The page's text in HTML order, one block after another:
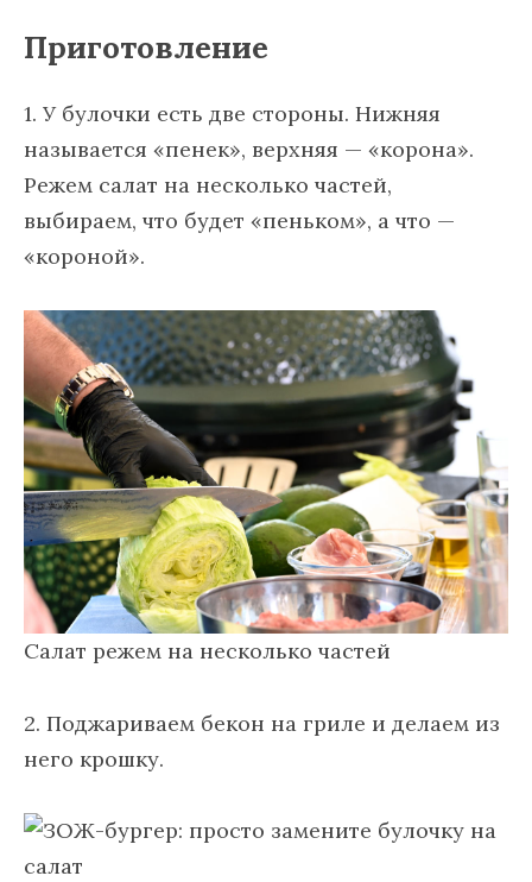
Приготовление
1. У булочки есть две стороны. Нижняя
называется «пенек», верхняя — «корона».
Режем салат на несколько частей,
выбираем, что будет «пеньком», а что —
«короной».
Салат режем на несколько частей
2. Поджариваем бекон на гриле и делаем из
него крошку.